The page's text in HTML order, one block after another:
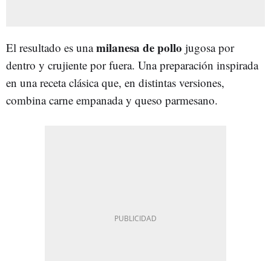
El resultado es unamilanesa de pollo jugosa por
dentro y crujiente por fuera. Una preparación inspirada
en una receta clásica que, en distintas versiones,
combina carne empanada y queso parmesano.